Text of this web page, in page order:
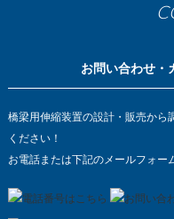
お問い合わせ・
橋梁用伸縮装置の設計・販売から
ください！
お電話または下記のメールフォー